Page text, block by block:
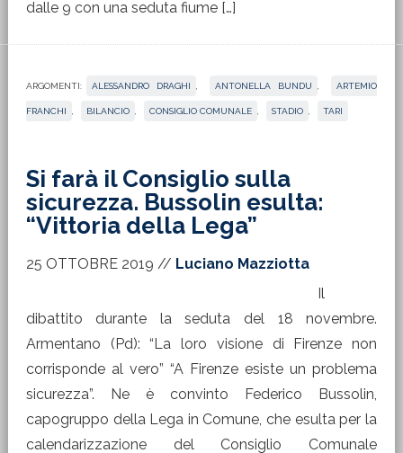
dalle 9 con una seduta fiume […]
ARGOMENTI: ALESSANDRO DRAGHI ANTONELLA BUNDU ARTEMIO
FRANCHI BILANCIO CONSIGLIO COMUNALE STADIO TARI
Si farà il Consiglio sulla
sicurezza. Bussolin esulta:
“Vittoria della Lega”
25 OTTOBRE 2019 // Luciano Mazziotta
Il
dibattito durante la seduta del 18 novembre.
Armentano (Pd): “La loro visione di Firenze non
corrisponde al vero” “A Firenze esiste un problema
sicurezza”. Ne è convinto Federico Bussolin,
capogruppo della Lega in Comune, che esulta per la
calendarizzazione del Consiglio Comunale